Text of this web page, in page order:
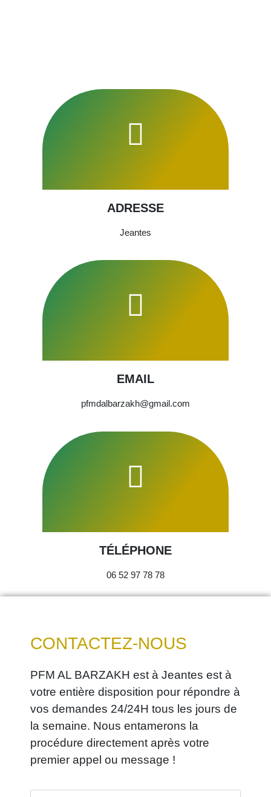
ADRESSE
Jeantes
EMAIL
pfmdalbarzakh@gmail.com
TÉLÉPHONE
06 52 97 78 78
CONTACTEZ-NOUS
PFM AL BARZAKH est à Jeantes est à
votre entière disposition pour répondre à
vos demandes 24/24H tous les jours de
la semaine. Nous entamerons la
procédure directement après votre
premier appel ou message !